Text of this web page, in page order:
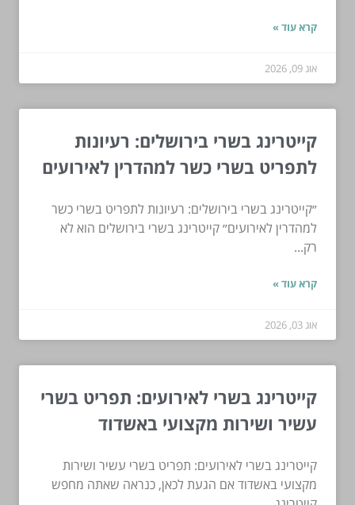
קרא עוד »
אוג 09, 2026
קייטרינג בשרי בירושלים: רעיונות
לתפריט בשרי כשר למהדרין לאירועים
״קייטרינג בשרי בירושלים: רעיונות לתפריט בשרי כשר
למהדרין לאירועים״ קייטרינג בשרי בירושלים הוא לא
רק...
קרא עוד »
אוג 03, 2026
קייטרינג בשרי לאירועים: תפריט בשרי
עשיר ושירות מקצועי באשדוד
קייטרינג בשרי לאירועים: תפריט בשרי עשיר ושירות
מקצועי באשדוד אם הגעת לכאן, כנראה שאתה מחפש